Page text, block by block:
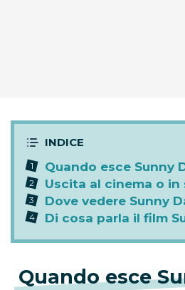
Quando esce Sunny
Uscita al cinema o in
Dove vedere Sunny
Di cosa parla il film
Quando esce